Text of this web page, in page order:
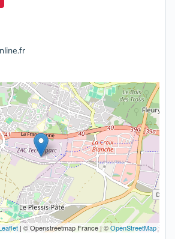
| © Openstreetmap France | ©OpenStreetMap